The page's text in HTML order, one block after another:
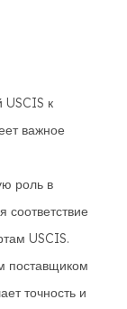
USCIS к
важное
роль в
соответствие
USCIS.
поставщиком
точность и